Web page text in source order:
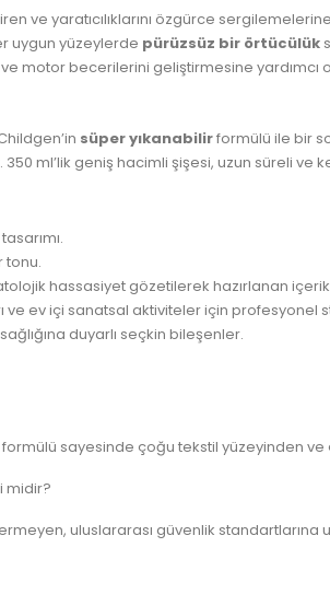
ve yaratıcılıklarını özgürce
uygun yüzeylerde pürüzsüz bir örtücülük
motor becerilerini geliştirmesine yardımcı
süper yıkanabilirformülü ile bir
350 ml’lik geniş hacimli şişesi, uzun süreli
tonu.
hassasiyet gözetilerek hazırlanan
ve ev içi sanatsal aktiviteler için profesyonel
duyarlı seçkin bileşenler.
sayesinde çoğu tekstil yüzeyinden
midir?
uluslararası güvenlik